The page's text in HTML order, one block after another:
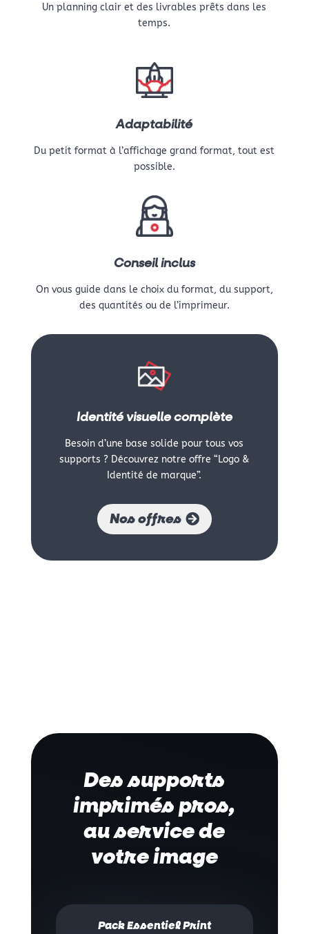
Un planning clair et des livrables prêts dans les
temps.
Adaptabilité
Du petit format à l’affichage grand format, tout est
possible.
Conseil inclus
On vous guide dans le choix du format, du support,
des quantités ou de l’imprimeur.
Identité visuelle complète
Besoin d’une base solide pour tous vos
supports ? Découvrez notre offre “Logo &
Identité de marque”.
Nos offres
Des supports
imprimés pros,
au service de
votre image
Pack Essentiel Print